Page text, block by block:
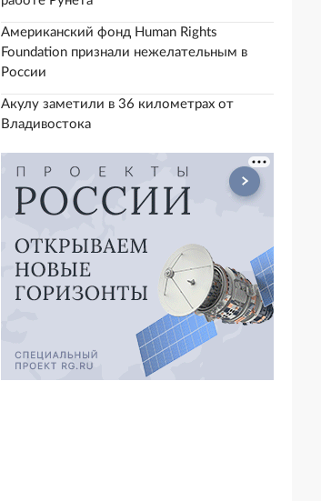
Американский фонд Human Rights
Foundation признали нежелательным в
России
Акулу заметили в 36 километрах от
Владивостока